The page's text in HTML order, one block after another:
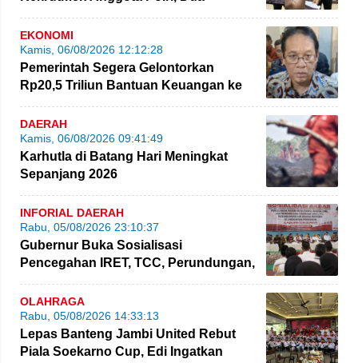
EKONOMI
Kamis, 06/08/2026 12:12:28
Pemerintah Segera Gelontorkan
Rp20,5 Triliun Bantuan Keuangan ke
DAERAH
Kamis, 06/08/2026 09:41:49
Karhutla di Batang Hari Meningkat
Sepanjang 2026
INFORIAL DAERAH
Rabu, 05/08/2026 23:10:37
Gubernur Buka Sosialisasi
Pencegahan IRET, TCC, Perundungan,
OLAHRAGA
Rabu, 05/08/2026 14:33:13
Lepas Banteng Jambi United Rebut
Piala Soekarno Cup, Edi Ingatkan